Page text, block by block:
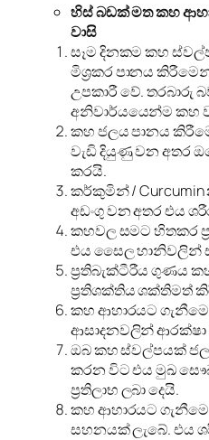
හිස් බඩක් මත කහ
වාසි
සෑම දිනකම කහ
මිශ්‍රකර පානය
උපකාරී වේ. තරබාරු
අනිවාර්යයෙන්ම කහ
කහ ජලය පානය
වැඩි දියුණු වන අතර
කරයි.
කර්කුමින් /
අඩංගු වන අතර එය
කහවල සමට හිතකර
එය සෛල හානිවලින්
ප්‍රතිබැක්ටීරීය ගුණය
ප්‍රතිශක්තිය ශක්තිමත්
කහ ආහාරයට
ආසාදනවලින් ආරක්ෂා
ඔබ කහ ස්වල්පයක්
කරන විට එය මුඛ
ප්‍රතිලාභ ලබා දෙයි.
කහ ආහාරයට
සහනයක් ලැබේ. එය